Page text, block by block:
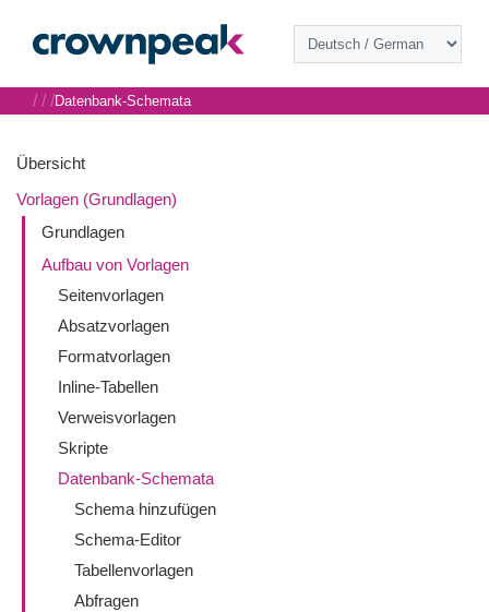
Übersicht
Vorlagen (Grundlagen)
Grundlagen
Aufbau von Vorlagen
Seitenvorlagen
Absatzvorlagen
Formatvorlagen
Inline-Tabellen
Verweisvorlagen
Skripte
Datenbank-Schemata
Schema hinzufügen
Schema-Editor
Tabellenvorlagen
Abfragen
/ / /Datenbank-Schemata